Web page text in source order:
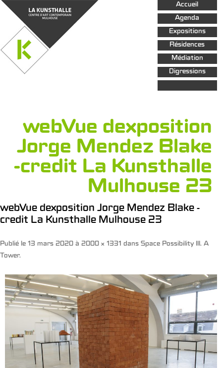
Aller au
contenu
principal
Accueil
Agenda
Expositions
Résidences
Médiation
Digressions
webVue dexposition
Jorge Mendez Blake
-credit La Kunsthalle
Mulhouse 23
webVue dexposition Jorge Mendez Blake -
credit La Kunsthalle Mulhouse 23
Publié le 13 mars 2020 à 2000 × 1331 dans Space Possibility III. A
Tower.